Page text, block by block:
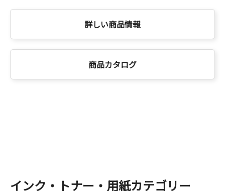
詳しい商品情報
商品カタログ
インク・トナー・用紙カテゴリー